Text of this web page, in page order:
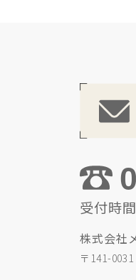
受付時
株式会社
〒141-